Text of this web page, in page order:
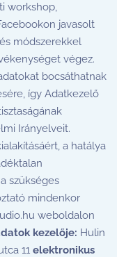
workshop,
javasolt
módszerekkel
végez.
bocsáthatnak
így Adatkezelő
Irányelveit.
a hatálya
szükséges
mindenkor
weboldalon
kezelője: Hulin
11 elektronikus